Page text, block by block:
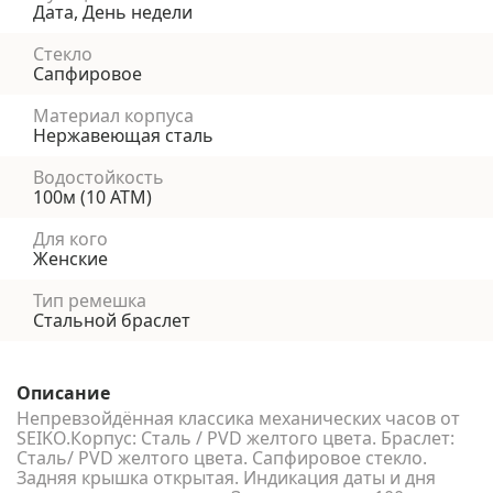
Дата, День недели
Стекло
Сапфировое
Материал корпуса
Нержавеющая сталь
Водостойкость
100м (10 АТМ)
Для кого
Женские
Тип ремешка
Стальной браслет
Описание
Непревзойдённая классика механических часов от
SEIKO.Корпус: Сталь / PVD желтого цвета. Браслет:
Сталь/ PVD желтого цвета. Сапфировое стекло.
Задняя крышка открытая. Индикация даты и дня